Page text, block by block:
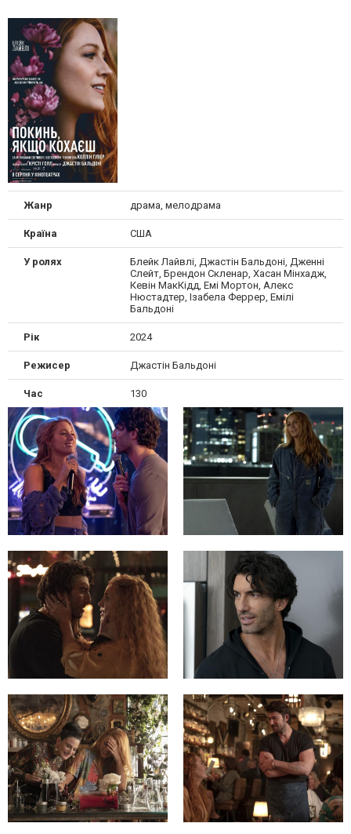
Жанр драма, мелодрама
Країна США
У ролях
Блейк Лайвлі, Джастін Бальдоні, Дженні
Слейт, Брендон Скленар, Хасан Мінхадж,
Кевін МакКідд, Емі Мортон, Алекс
Нюстадтер, Ізабела Феррер, Емілі
Бальдоні
Рік 2024
Режисер Джастін Бальдоні
Час 130